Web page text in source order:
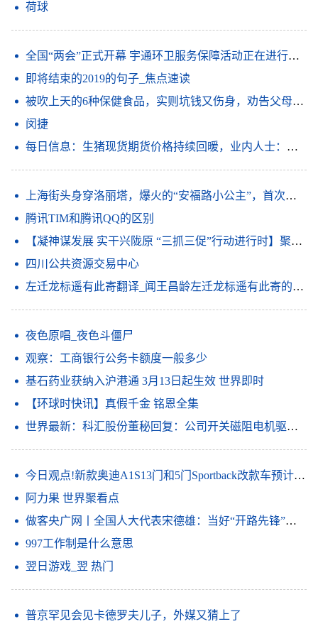
荷球
全国“两会”正式开幕 宇通环卫服务保障活动正在进行时 信息
即将结束的2019的句子_焦点速读
被吹上天的6种保健食品，实则坑钱又伤身，劝告父母：谨慎购买|世界要闻
闵捷
每日信息：生猪现货期货价格持续回暖，业内人士：产业行稳致远还需强链补链
上海街头身穿洛丽塔，爆火的“安福路小公主”，首次回应性别疑问
腾讯TIM和腾讯QQ的区别
【凝神谋发展 实干兴陇原 “三抓三促”行动进行时】聚焦短板补弱项 放大优势强特色——金塔县深入开展“三抓三促”行动
四川公共资源交易中心
左迁龙标遥有此寄翻译_闻王昌龄左迁龙标遥有此寄的意思_天天速看料
夜色原唱_夜色斗僵尸
观察：工商银行公务卡额度一般多少
基石药业获纳入沪港通 3月13日起生效 世界即时
【环球时快讯】真假千金 铭恩全集
世界最新：科汇股份董秘回复：公司开关磁阻电机驱动系统入选第六批山东省制造业单项冠军产品
今日观点!新款奥迪A1S13门和5门Sportback改款车预计将于上半年投放市场
阿力果 世界聚看点
做客央广网丨全国人大代表宋德雄：当好“开路先锋”打造区域科技创新中心
997工作制是什么意思
翌日游戏_翌 热门
普京罕见会见卡德罗夫儿子，外媒又猜上了